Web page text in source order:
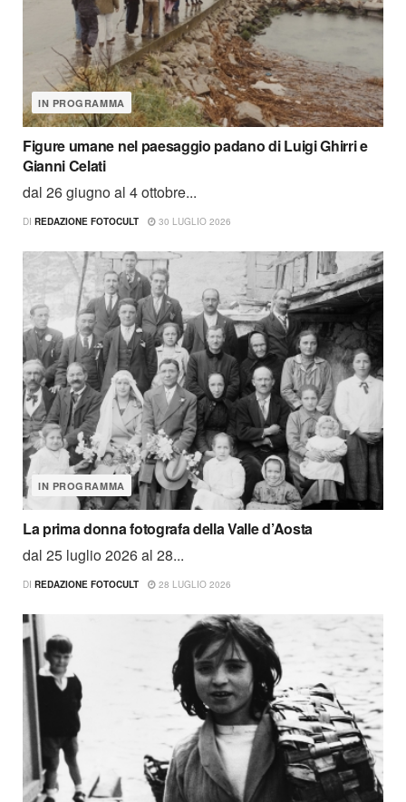
IN PROGRAMMA
Figure umane nel paesaggio padano di Luigi Ghirri e
Gianni Celati
dal 26 giugno al 4 ottobre...
DI REDAZIONE FOTOCULT 30 LUGLIO 2026
IN PROGRAMMA
La prima donna fotografa della Valle d’Aosta
dal 25 luglio 2026 al 28...
DI REDAZIONE FOTOCULT 28 LUGLIO 2026